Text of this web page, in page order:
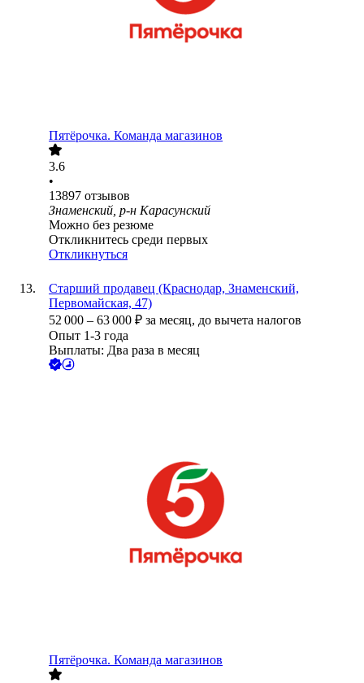
Пятёрочка. Команда магазинов
3.6
•
13897 отзывов
Знаменский, р-н Карасунский
Можно без резюме
Откликнитесь среди первых
Откликнуться
Старший продавец (Краснодар, Знаменский,
Первомайская, 47)
52 000 – 63 000 ₽ за месяц, до вычета налогов
Опыт 1-3 года
Выплаты: Два раза в месяц
Пятёрочка. Команда магазинов